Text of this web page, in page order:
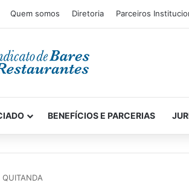
Quem somos Diretoria Parceiros
BENEFÍCIOS E PARCERIAS